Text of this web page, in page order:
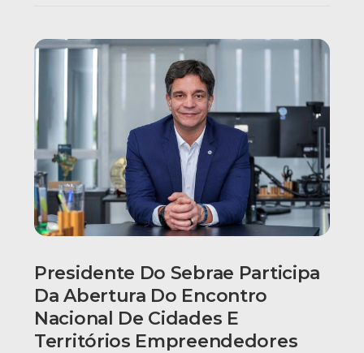
Presidente Do Sebrae Participa
Da Abertura Do Encontro
Nacional De Cidades E
Territórios Empreendedores